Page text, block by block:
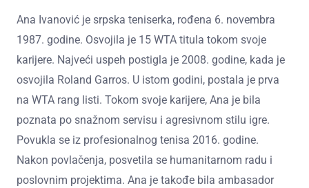
Ana Ivanović je srpska teniserka, rođena 6. novembra
1987. godine. Osvojila je 15 WTA titula tokom svoje
karijere. Najveći uspeh postigla je 2008. godine, kada je
osvojila Roland Garros. U istom godini, postala je prva
na WTA rang listi. Tokom svoje karijere, Ana je bila
poznata po snažnom servisu i agresivnom stilu igre.
Povukla se iz profesionalnog tenisa 2016. godine.
Nakon povlačenja, posvetila se humanitarnom radu i
poslovnim projektima. Ana je takođe bila ambasador